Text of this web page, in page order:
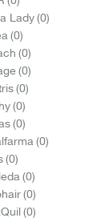
Lady(0)
(0)
(0)
(0)
(0)
(0)
(0)
(0)
(0)
(0)
(0)
(0)